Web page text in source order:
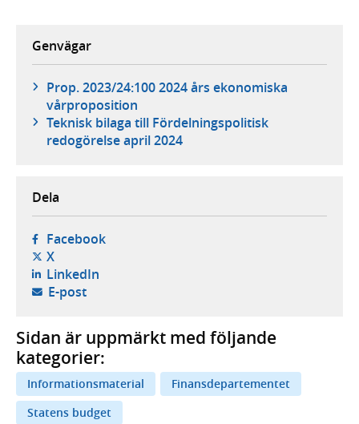
Genvägar
Prop. 2023/24:100 2024 års ekonomiska
vårproposition
Teknisk bilaga till Fördelningspolitisk
redogörelse april 2024
Dela
Facebook- öppnas i ny flik, extern webbplats,
X- öppnas i ny flik, extern webbplats,
LinkedIn- öppnas i ny flik, extern webbplats,
E-post- öppnar din e-postklient,
Sidan är uppmärkt med följande
kategorier:
Informationsmaterial
Finansdepartementet
Statens budget